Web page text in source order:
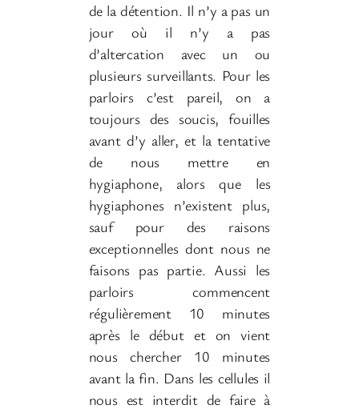
de la détention. Il n’y a pas un
jour où il n’y a pas
d’altercation avec un ou
plusieurs surveillants. Pour les
parloirs c’est pareil, on a
toujours des soucis, fouilles
avant d’y aller, et la tentative
de nous mettre en
hygiaphone, alors que les
hygiaphones n’existent plus,
sauf pour des raisons
exceptionnelles dont nous ne
faisons pas partie. Aussi les
parloirs commencent
régulièrement 10 minutes
après le début et on vient
nous chercher 10 minutes
avant la fin. Dans les cellules il
nous est interdit de faire à